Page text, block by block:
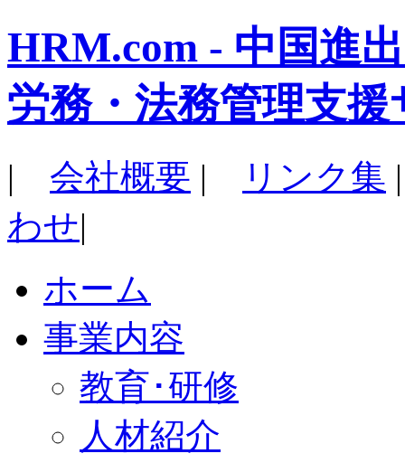
HRM.com - 中国進
労務・法務管理支援
| 会社概要 | リンク集
わせ|
ホーム
事業内容
教育･研修
人材紹介